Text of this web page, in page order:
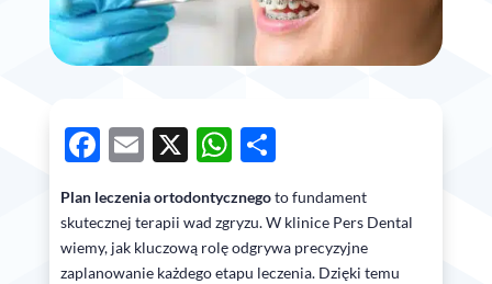
Facebook
Email
X WhatsApp
Share
Plan leczenia ortodontycznegoto fundament
skutecznej terapii wad zgryzu. W klinice Pers Dental
wiemy, jak kluczową rolę odgrywa precyzyjne
zaplanowanie każdego etapu leczenia. Dzięki temu